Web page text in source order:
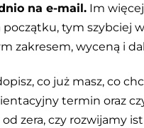
na e-mail. Im
początku, tym szybciej
zakresem, wyceną i
co już masz, co
termin oraz
zera, czy rozwijamy